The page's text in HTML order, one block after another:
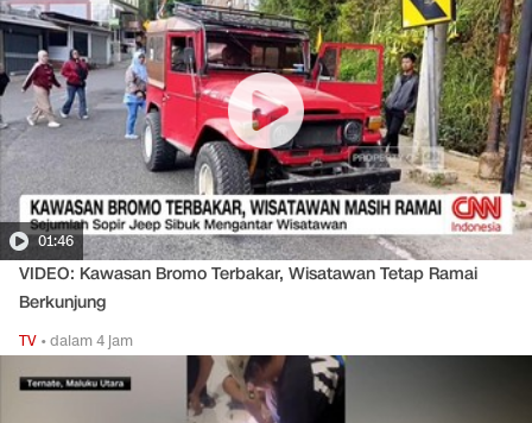
01:46
VIDEO: Kawasan Bromo Terbakar, Wisatawan Tetap Ramai
Berkunjung
TV •dalam 4 jam